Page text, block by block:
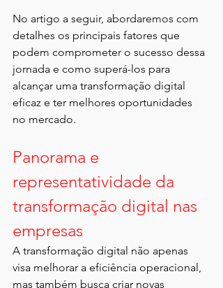
No artigo a seguir, abordaremos com
detalhes os principais fatores que
podem comprometer o sucesso dessa
jornada e como superá-los para
alcançar uma transformação digital
eficaz e ter melhores oportunidades
no mercado.
Panorama e
representatividade da
transformação digital nas
empresas
A transformação digital não apenas
visa melhorar a eficiência operacional,
mas também busca criar novas